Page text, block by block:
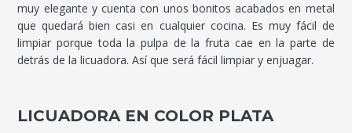
muy elegante y cuenta con unos bonitos acabados en metal
que quedará bien casi en cualquier cocina. Es muy fácil de
limpiar porque toda la pulpa de la fruta cae en la parte de
detrás de la licuadora. Así que será fácil limpiar y enjuagar.
LICUADORA EN COLOR PLATA